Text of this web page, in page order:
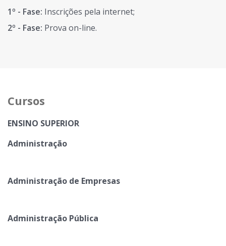
1º - Fase: Inscrições pela internet;
2º - Fase: Prova on-line.
Cursos
ENSINO SUPERIOR
Administração
Administração de Empresas
Administração Pública